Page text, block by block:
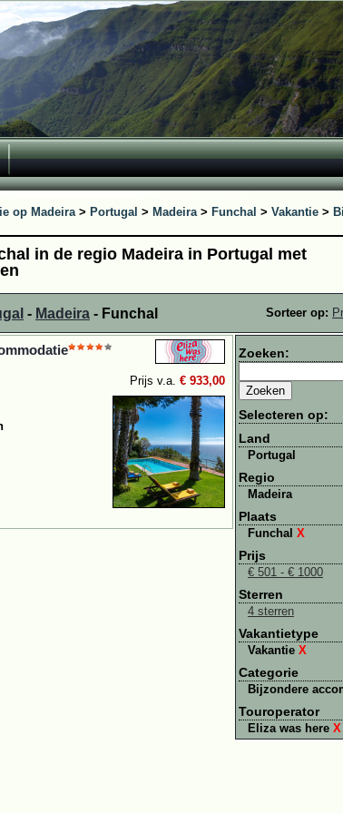
op Madeira> Portugal > Madeira> Funchal > Vakantie >
in de regio Madeira in Portugal met
- Madeira - Funchal Sorteer op:
Prijs v.a. € 933,00
Zoeken:
Selecteren op:
Land
Portugal
Regio
Madeira
Plaats
Funchal X
Prijs
€ 501 - € 1000
Sterren
4 sterren
Vakantietype
Vakantie X
Categorie
Bijzondere
Touroperator
Eliza was here X